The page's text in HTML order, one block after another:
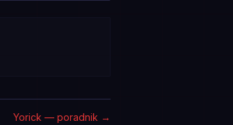
Yorick — poradnik →